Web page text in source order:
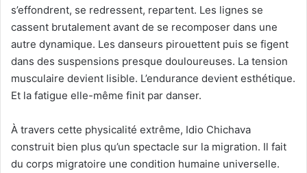
s’effondrent, se redressent, repartent. Les lignes se
cassent brutalement avant de se recomposer dans une
autre dynamique. Les danseurs pirouettent puis se figent
dans des suspensions presque douloureuses. La tension
musculaire devient lisible. L’endurance devient esthétique.
Et la fatigue elle-même finit par danser.
À travers cette physicalité extrême, Idio Chichava
construit bien plus qu’un spectacle sur la migration. Il fait
du corps migratoire une condition humaine universelle.